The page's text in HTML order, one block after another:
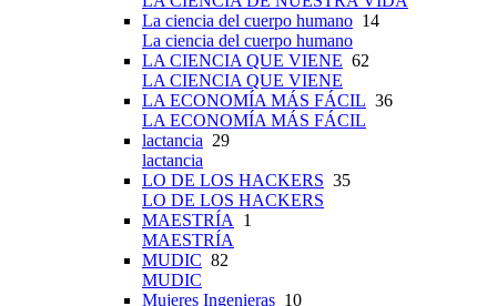
La ciencia del cuerpo humano 14
La ciencia del cuerpo humano
LA CIENCIA QUE VIENE 62
LA CIENCIA QUE VIENE
LA ECONOMÍA MÁS FÁCIL 36
LA ECONOMÍA MÁS FÁCIL
lactancia 29
lactancia
LO DE LOS HACKERS 35
LO DE LOS HACKERS
MAESTRÍA
1
MAESTRÍA
MUDIC 82
MUDIC
Mujeres Ingenieras 10